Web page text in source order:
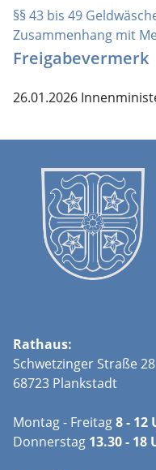
§§ 43 bis 49
Zusammenhang mit
Freigabevermerk
26.01.2026
Rathaus:
Schwetzinger Straße 28
68723 Plankstadt
Montag - Freitag8 - 12
Donnerstag 13.30 - 18